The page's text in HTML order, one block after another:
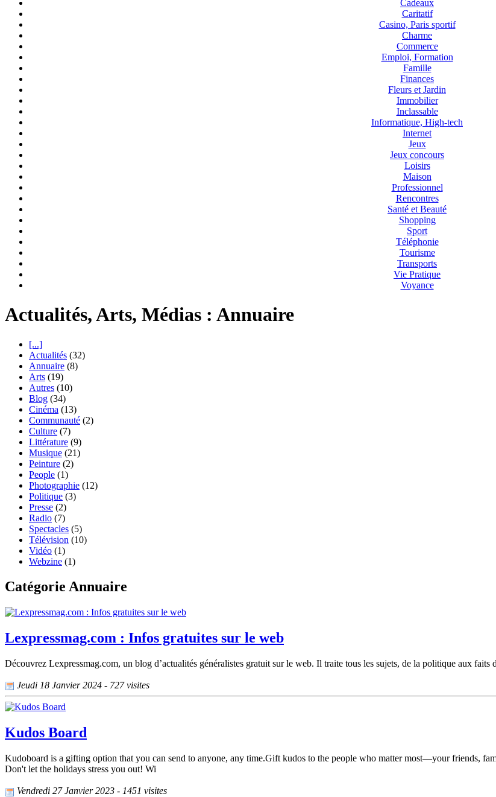
Cadeaux
Caritatif
Casino, Paris sportif
Charme
Commerce
Emploi, Formation
Famille
Finances
Fleurs et Jardin
Immobilier
Inclassable
Informatique, High-tech
Internet
Jeux
Jeux concours
Loisirs
Maison
Professionnel
Rencontres
Santé et Beauté
Shopping
Sport
Téléphonie
Tourisme
Transports
Vie Pratique
Voyance
Actualités, Arts, Médias : Annuaire
[...]
Actualités (32)
Annuaire (8)
Arts (19)
Autres (10)
Blog (34)
Cinéma (13)
Communauté (2)
Culture (7)
Littérature (9)
Musique (21)
Peinture (2)
People (1)
Photographie (12)
Politique (3)
Presse (2)
Radio (7)
Spectacles (5)
Télévision (10)
Vidéo (1)
Webzine (1)
Catégorie Annuaire
Lexpressmag.com : Infos gratuites sur le web
Découvrez Lexpressmag.com, un blog d’actualités généralistes gratuit sur le web. Il traite tous les sujets, de la politique aux
Jeudi 18 Janvier 2024 - 727 visites
Kudos Board
Kudoboard is a gifting option that you can send to anyone, any time.Gift kudos to the people who matter most—your friends,
Don't let the holidays stress you out! Wi
Vendredi 27 Janvier 2023 - 1451 visites